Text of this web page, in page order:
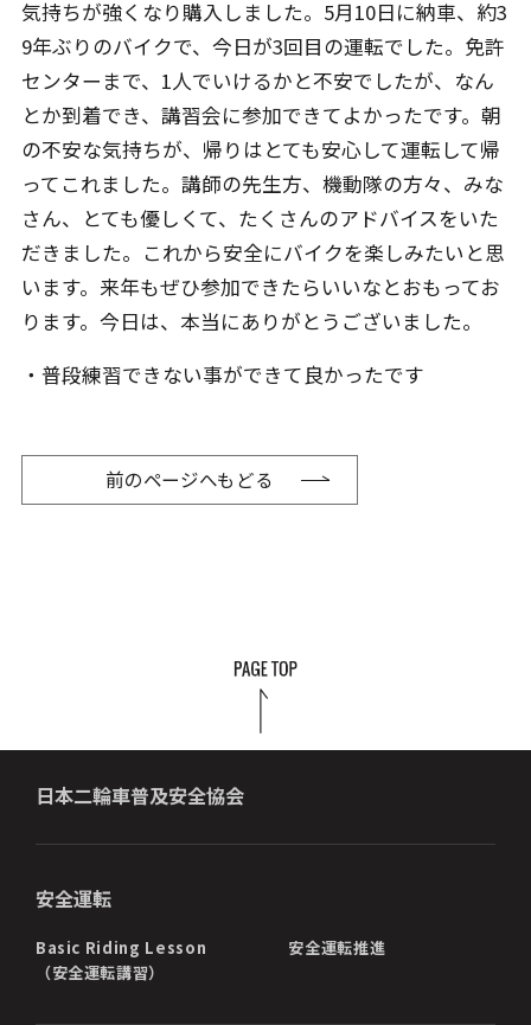
気持ちが強くなり購入しました。5月10日に納車、約3
9年ぶりのバイクで、今日が3回目の運転でした。免許
センターまで、1人でいけるかと不安でしたが、なん
とか到着でき、講習会に参加できてよかったです。朝
の不安な気持ちが、帰りはとても安心して運転して帰
ってこれました。講師の先生方、機動隊の方々、みな
さん、とても優しくて、たくさんのアドバイスをいた
だきました。これから安全にバイクを楽しみたいと思
います。来年もぜひ参加できたらいいなとおもってお
ります。今日は、本当にありがとうございました。
・普段練習できない事ができて良かったです
前のページへもどる
日本二輪車普及安全協会
安全運転
Basic Riding Lesson
（安全運転講習）
安全運転推進